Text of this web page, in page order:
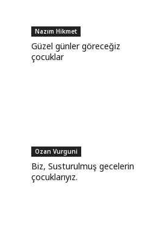
Nazım Hikmet
Güzel günler göreceğiz
çocuklar
Ozan Vurguni
Biz, Susturulmuş gecelerin
çocuklarıyız.